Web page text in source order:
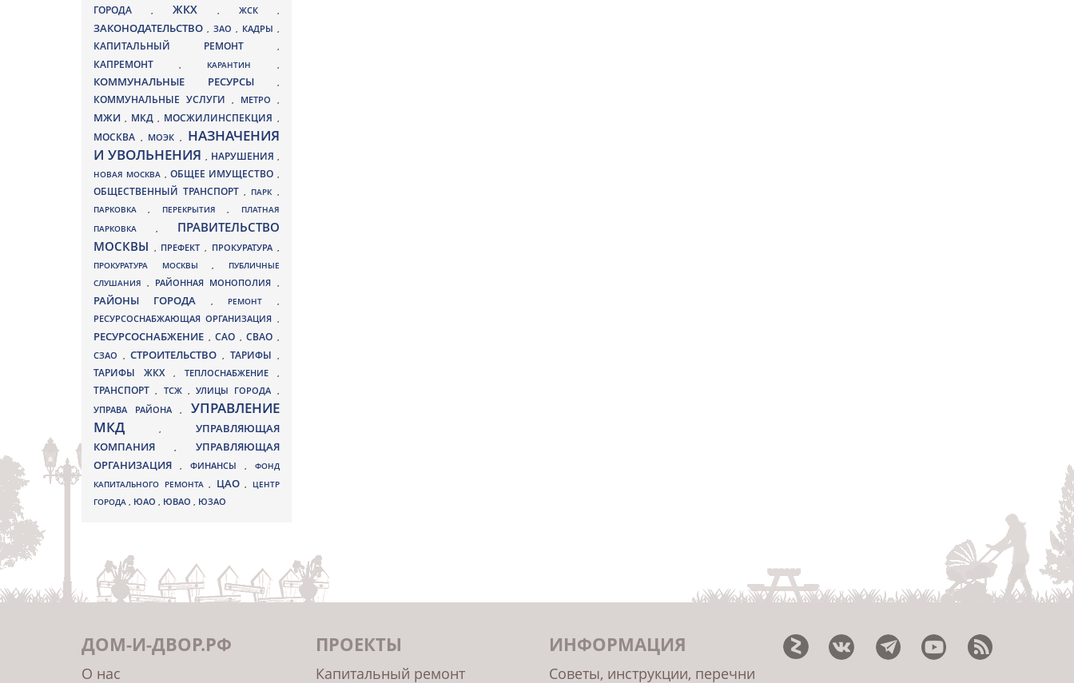
ГОРОДА
, ЖКХ , ЖСК ,
ЗАКОНОДАТЕЛЬСТВО , ЗАО , КАДРЫ ,
КАПИТАЛЬНЫЙ РЕМОНТ ,
КАПРЕМОНТ , КАРАНТИН ,
КОММУНАЛЬНЫЕ РЕСУРСЫ ,
КОММУНАЛЬНЫЕ УСЛУГИ , МЕТРО ,
МЖИ, МКД , МОСЖИЛИНСПЕКЦИЯ ,
МОСКВА , МОЭК ,
НАЗНАЧЕНИЯ
И УВОЛЬНЕНИЯ , НАРУШЕНИЯ ,
НОВАЯ МОСКВА , ОБЩЕЕ ИМУЩЕСТВО ,
ОБЩЕСТВЕННЫЙ ТРАНСПОРТ, ПАРК ,
ПАРКОВКА, ПЕРЕКРЫТИЯ,
ПЛАТНАЯ
ПАРКОВКА ,
ПРАВИТЕЛЬСТВО
МОСКВЫ , ПРЕФЕКТ, ПРОКУРАТУРА ,
ПРОКУРАТУРА МОСКВЫ ,
ПУБЛИЧНЫЕ
СЛУШАНИЯ, РАЙОННАЯ МОНОПОЛИЯ ,
РАЙОНЫ ГОРОДА , РЕМОНТ ,
РЕСУРСОСНАБЖАЮЩАЯ ОРГАНИЗАЦИЯ ,
РЕСУРСОСНАБЖЕНИЕ , САО , СВАО ,
СЗАО ,СТРОИТЕЛЬСТВО, ТАРИФЫ ,
ТАРИФЫ ЖКХ , ТЕПЛОСНАБЖЕНИЕ ,
ТРАНСПОРТ, ТСЖ , УЛИЦЫ ГОРОДА ,
УПРАВА РАЙОНА, УПРАВЛЕНИЕ
МКД, УПРАВЛЯЮЩАЯ
КОМПАНИЯ
, УПРАВЛЯЮЩАЯ
ОРГАНИЗАЦИЯ
, ФИНАНСЫ , ФОНД
КАПИТАЛЬНОГО РЕМОНТА , ЦАО ,
ЦЕНТР
ГОРОДА , ЮАО , ЮВАО , ЮЗАО
ДОМ-И-ДВОР.РФ
О нас
ПРОЕКТЫ
Капитальный ремонт
ИНФОРМАЦИЯ
Советы, инструкции, перечни